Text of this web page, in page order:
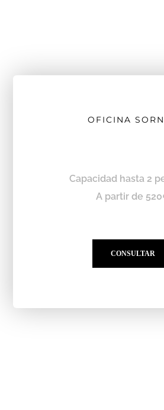
OFICINA
Capacidad hasta 2
A partir de
CONSULTAR